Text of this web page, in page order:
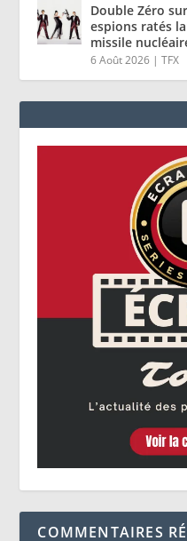
Double Zéro
espions ratés
missile
6 Août 2026 |TFX
COMMENTAIRES